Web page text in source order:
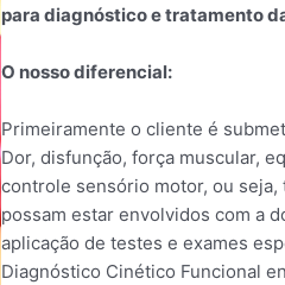
para diagnóstico e tratamento
O nosso diferencial:
Primeiramente o cliente é
Dor, disfunção, força muscular,
controle sensório motor, ou
possam estar envolvidos com a
aplicação de testes e exames
Diagnóstico Cinético Funcional